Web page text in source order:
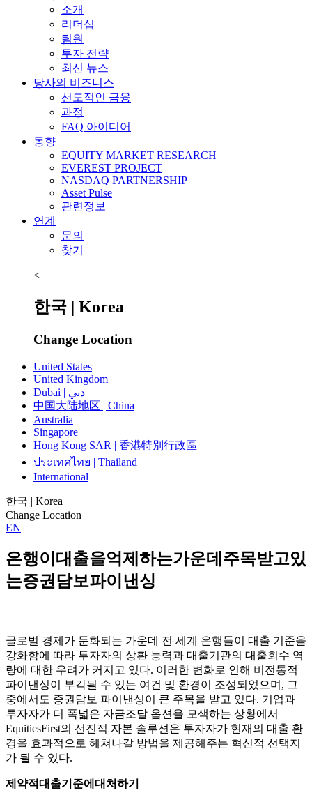
소개
리더십
팀원
투자 전략
최신 뉴스
당사의 비즈니스
선도적인 금융
과정
FAQ 아이디어
동향
EQUITY MARKET RESEARCH
EVEREST PROJECT
NASDAQ PARTNERSHIP
Asset Pulse
관련정보
연계
문의
찾기
<
한국 | Korea
Change Location
United States
United Kingdom
Dubai | دبي
中国大陆地区 | China
Australia
Singapore
Hong Kong SAR | 香港特別行政區
ประเทศไทย | Thailand
International
한국 | Korea
Change Location
EN
은행이대출을억제하는가운데주목받고있
는증권담보파이낸싱
글로벌 경제가 둔화되는 가운데 전 세계 은행들이 대출 기준을
강화함에 따라 투자자의 상환 능력과 대출기관의 대출회수 역
량에 대한 우려가 커지고 있다. 이러한 변화로 인해 비전통적
파이낸싱이 부각될 수 있는 여건 및 환경이 조성되었으며, 그
중에서도 증권담보 파이낸싱이 큰 주목을 받고 있다. 기업과
투자자가 더 폭넓은 자금조달 옵션을 모색하는 상황에서
EquitiesFirst의 선진적 자본 솔루션은 투자자가 현재의 대출 환
경을 효과적으로 헤쳐나갈 방법을 제공해주는 혁신적 선택지
가 될 수 있다.
제약적대출기준에대처하기